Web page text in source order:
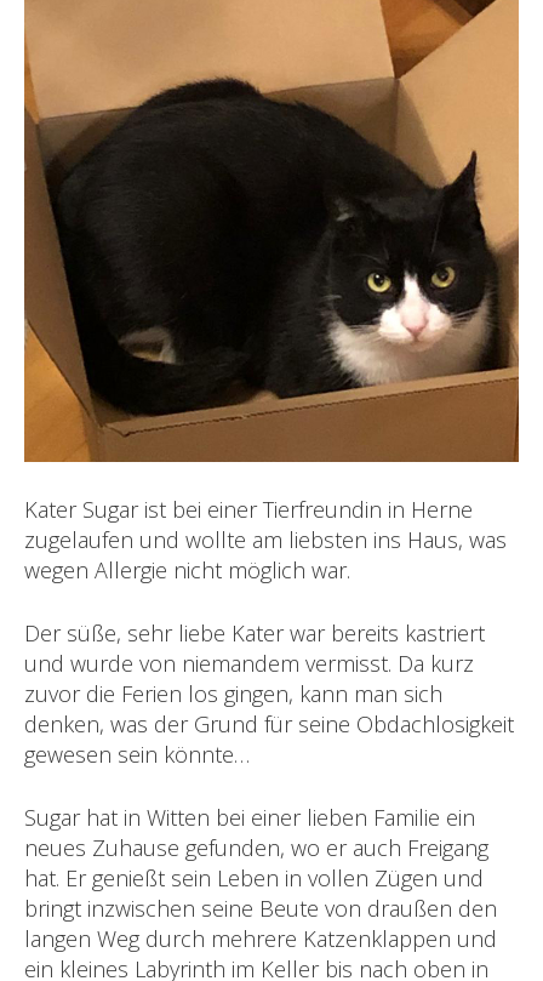
Kater Sugar ist bei einer Tierfreundin in Herne
zugelaufen und wollte am liebsten ins Haus, was
wegen Allergie nicht möglich war.
Der süße, sehr liebe Kater war bereits kastriert
und wurde von niemandem vermisst. Da kurz
zuvor die Ferien los gingen, kann man sich
denken, was der Grund für seine Obdachlosigkeit
gewesen sein könnte…
Sugar hat in Witten bei einer lieben Familie ein
neues Zuhause gefunden, wo er auch Freigang
hat. Er genießt sein Leben in vollen Zügen und
bringt inzwischen seine Beute von draußen den
langen Weg durch mehrere Katzenklappen und
ein kleines Labyrinth im Keller bis nach oben in